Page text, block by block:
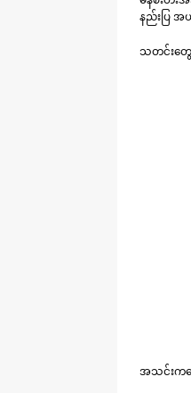
နည်းပြ
သတင်းတွေ
အသင်းကန